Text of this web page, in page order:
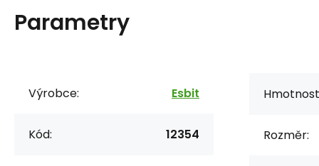
Parametry
Výrobce: Esbit
Kód: 12354 Rozměr: